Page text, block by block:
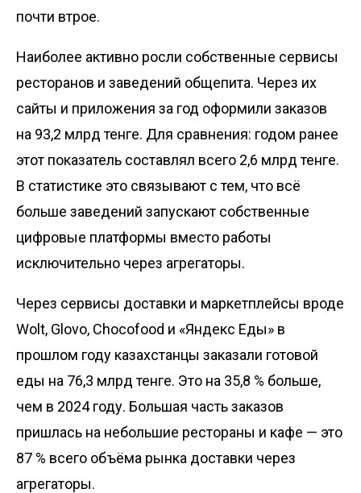
почти втрое.
Наиболее активно росли собственные сервисы
ресторанов и заведений общепита. Через их
сайты и приложения за год оформили заказов
на 93,2 млрд тенге. Для сравнения: годом ранее
этот показатель составлял всего 2,6 млрд тенге.
В статистике это связывают с тем, что всё
больше заведений запускают собственные
цифровые платформы вместо работы
исключительно через агрегаторы.
Через сервисы доставки и маркетплейсы вроде
Wolt, Glovo, Chocofood и «Яндекс Еды» в
прошлом году казахстанцы заказали готовой
еды на 76,3 млрд тенге. Это на 35,8 % больше,
чем в 2024 году. Большая часть заказов
пришлась на небольшие рестораны и кафе — это
87 % всего объёма рынка доставки через
агрегаторы.